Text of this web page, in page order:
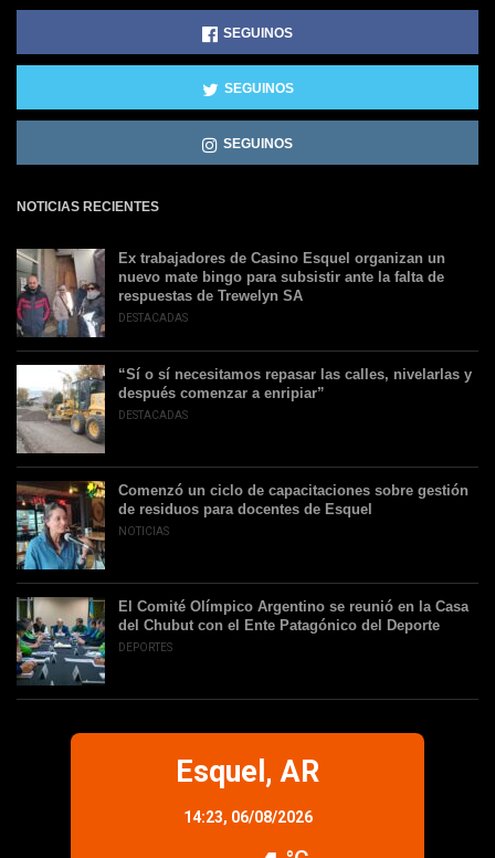
SEGUINOS
SEGUINOS
SEGUINOS
NOTICIAS RECIENTES
Ex trabajadores de Casino Esquel organizan un
nuevo mate bingo para subsistir ante la falta de
respuestas de Trewelyn SA
DESTACADAS
“Sí o sí necesitamos repasar las calles, nivelarlas y
después comenzar a enripiar”
DESTACADAS
Comenzó un ciclo de capacitaciones sobre gestión
de residuos para docentes de Esquel
NOTICIAS
El Comité Olímpico Argentino se reunió en la Casa
del Chubut con el Ente Patagónico del Deporte
DEPORTES
Esquel, AR
14:23, 06/08/2026